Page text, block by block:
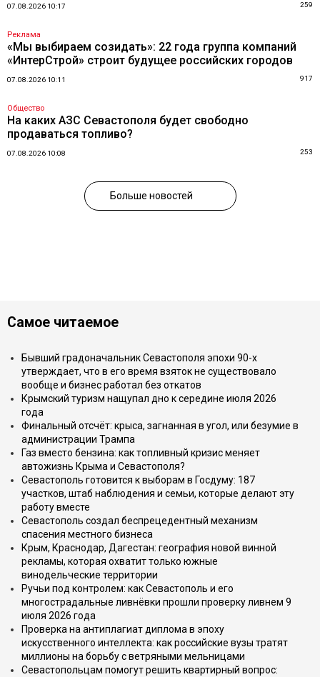
07.08.2026 10:17 259
Реклама
«Мы выбираем созидать»: 22 года группа компаний
«ИнтерСтрой» строит будущее российских городов
07.08.2026 10:11 917
Общество
На каких АЗС Севастополя будет свободно
продаваться топливо?
07.08.2026 10:08 253
Больше новостей
Самое читаемое
Бывший градоначальник Севастополя эпохи 90-х
утверждает, что в его время взяток не существовало
вообще и бизнес работал без откатов
Крымский туризм нащупал дно к середине июля 2026
года
Финальный отсчёт: крыса, загнанная в угол, или безумие в
администрации Трампа
Газ вместо бензина: как топливный кризис меняет
автожизнь Крыма и Севастополя?
Севастополь готовится к выборам в Госдуму: 187
участков, штаб наблюдения и семьи, которые делают эту
работу вместе
Севастополь создал беспрецедентный механизм
спасения местного бизнеса
Крым, Краснодар, Дагестан: география новой винной
рекламы, которая охватит только южные
винодельческие территории
Ручьи под контролем: как Севастополь и его
многострадальные ливнёвки прошли проверку ливнем 9
июля 2026 года
Проверка на антиплагиат диплома в эпоху
искусственного интеллекта: как российские вузы тратят
миллионы на борьбу с ветряными мельницами
Севастопольцам помогут решить квартирный вопрос: